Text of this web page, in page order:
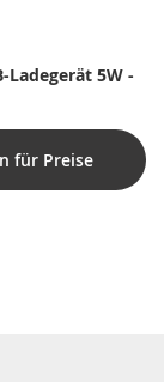
Ladegerät 5W -
für Preise